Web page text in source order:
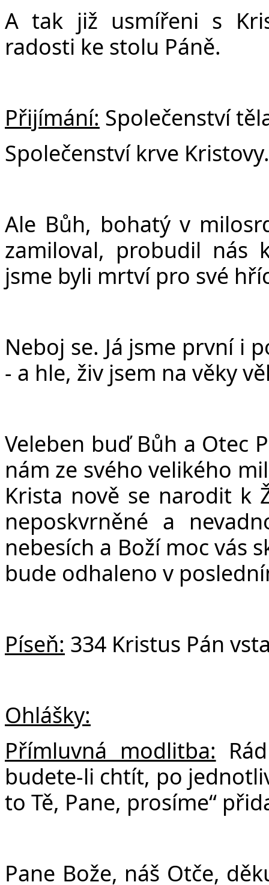
A tak již usmířeni s
radosti ke stolu Páně.
Přijímání: Společenství
Společenství krve Kristovy.
Ale Bůh, bohatý v
zamiloval, probudil nás
jsme byli mrtví pro své
Neboj se. Já jsme první i
- a hle, živ jsem na věky
Veleben buď Bůh a Otec
nám ze svého velikého
Krista nově se narodit k
neposkvrněné a
nebesích a Boží moc vás
bude odhaleno v
Píseň: 334 Kristus Pán
Ohlášky:
Přímluvná modlitba:
budete-li chtít, po
to Tě, Pane, prosíme“
Pane Bože, náš Otče,